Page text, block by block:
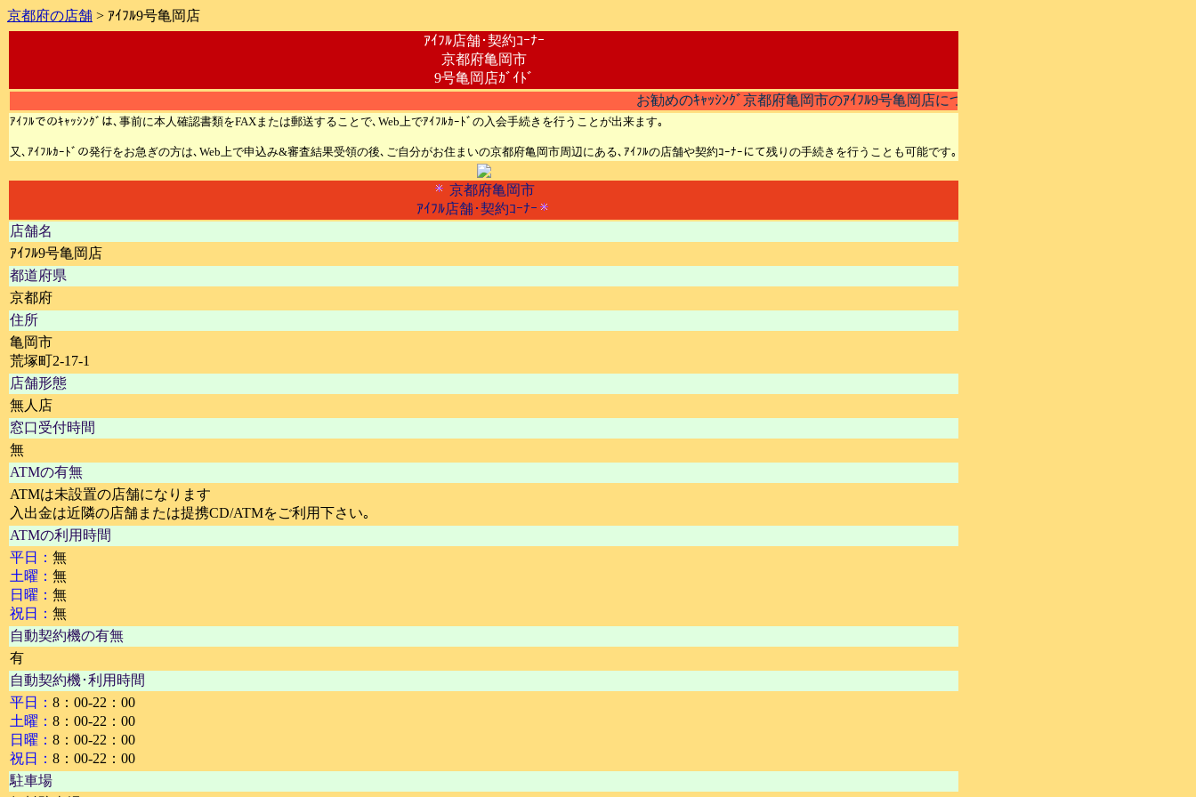
京都府の店舗 > ｱｲﾌﾙ9号亀岡店
ｱｲﾌﾙ店舗･契約ｺｰﾅｰ
京都府亀岡市
9号亀岡店ｶﾞｲﾄﾞ
お勧めのｷｬｯｼﾝｸﾞ京都府亀岡市のｱｲﾌﾙ9号亀岡店についての概要をご紹介!!
ｱｲﾌﾙでのｷｬｯｼﾝｸﾞは､事前に本人確認書類をFAXまたは郵送することで､Web上でｱｲﾌﾙｶｰﾄﾞの入会手続きを行うことが出来ます｡
又､ｱｲﾌﾙｶｰﾄﾞの発行をお急ぎの方は､Web上で申込み&審査結果受領の後､ご自分がお住まいの京都府亀岡市周辺にある､ｱｲﾌﾙの店舗や契約ｺｰﾅｰにて残りの手続きを行うことも可能です｡
京都府亀岡市
ｱｲﾌﾙ店舗･契約ｺｰﾅｰ
店舗名
ｱｲﾌﾙ9号亀岡店
都道府県
京都府
住所
亀岡市
荒塚町2-17-1
店舗形態
無人店
窓口受付時間
無
ATMの有無
ATMは未設置の店舗になります
入出金は近隣の店舗または提携CD/ATMをご利用下さい｡
ATMの利用時間
平日： 無
土曜： 無
日曜： 無
祝日： 無
自動契約機の有無
有
自動契約機･利用時間
平日： 8：00-22：00
土曜： 8：00-22：00
日曜： 8：00-22：00
祝日： 8：00-22：00
駐車場